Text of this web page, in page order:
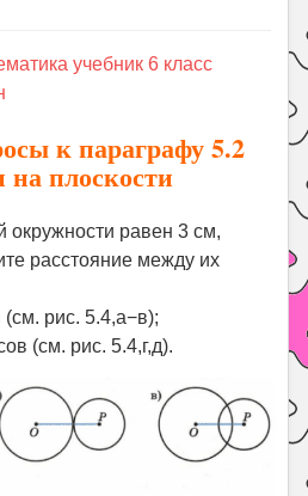
учебник 6 класс
к параграфу 5.2
плоскости
окружности равен 3 см,
расстояние между их
рис. 5.4,а−в);
(см. рис. 5.4,г,д).